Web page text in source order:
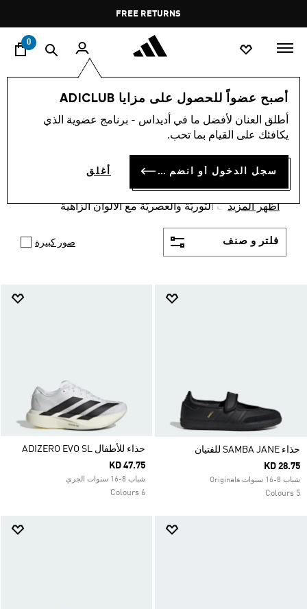
Pause
promotion
rotation
FREE RETURNS
0
أصبح عضواً للحصول على مزايا ADICLUB
أطلق العنان لأفضل ما في أديداس - برنامج عضوية الذي
يكافئك على القيام بما تحب.
سجل الدخول أو انضم الآن أغلق
الأطفال الشباب (8-16) سنوات أحذية
الأطفال · الشباب 8-16 سنة ·
أحذية الاطفال والشباب من سن 8 إلى 16 سنة من
أديداس والتي تحاكي سن الأطفال المراهقين خاصة عبر
أحدث القصات الثوريّة والعصريّة مع الألوان الزاهية
أظهر المزيد
فلتر و صنف صور كبيرة
حذاء SAMBA JANE للفتيان
KD 28.75
شباب 8-16 سنوات Originals
5 Colours
حذاء للأطفال ADIZERO EVO SL
KD 47.75
شباب 8-16 سنوات الجري
6 Colours